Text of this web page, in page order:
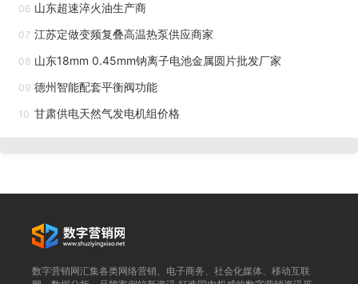
如果运维人员能及时发现，可以***提升电站的发电量。
1、组件的主要故障运维过程中，组件出现的主要问题包括：
组件松动、热斑失效、玻璃破裂、接线盒二极管失效等，产生
的主要原因：1）施工未紧固压块带来组件松动；2）与组件自
熔断器额定电流过小2）断路器发热、跳闸3）通讯异常（含
端子松动，电阻过大）、5）支路故障，如接地故障、过流，
出现直流拉弧等问题上述5个问题的出现频率参考图2。图2汇
06 山东超速淬火油生产商
07 江苏定做变频复叠高温热泵供应商家
08 山东18mm 0.45mm钠离子电池金属圆片批发厂家
09 德州智能配套平衡阀功能
10 甘肃供电天然气发电机组价格
数字营销网汇集各类网络营销、电子商务、社会化媒体、移动互联